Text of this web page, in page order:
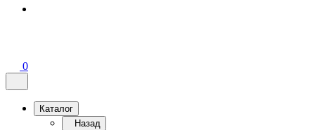
0
Каталог
Назад